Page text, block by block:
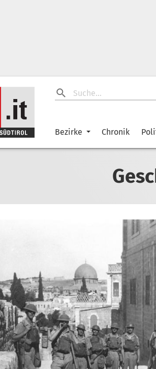
Bezirke Chronik